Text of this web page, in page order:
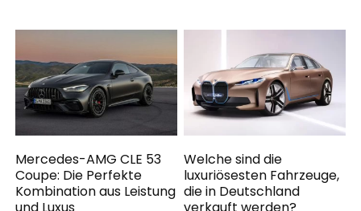
Mercedes-AMG CLE 53
Coupe: Die Perfekte
Kombination aus Leistung
und Luxus
Welche sind die
luxuriösesten Fahrzeuge,
die in Deutschland
verkauft werden?